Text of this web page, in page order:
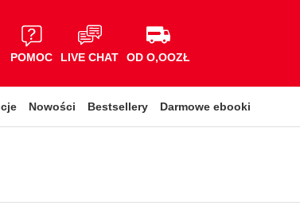
POMOC LIVE CHAT OD O,OOZŁ
Nowości Bestsellery Darmowe ebooki